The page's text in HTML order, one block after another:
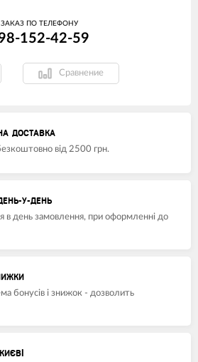
ЗАКАЗ ПО ТЕЛЕФОНУ
152-42-59
Сравнение
ДОСТАВКА
від 2500 грн.
У-ДЕНЬ
в день замовлення, при оформленні до
бонусів і знижок - дозволить